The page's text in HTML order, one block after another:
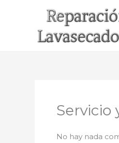
Servicio
No hay nada